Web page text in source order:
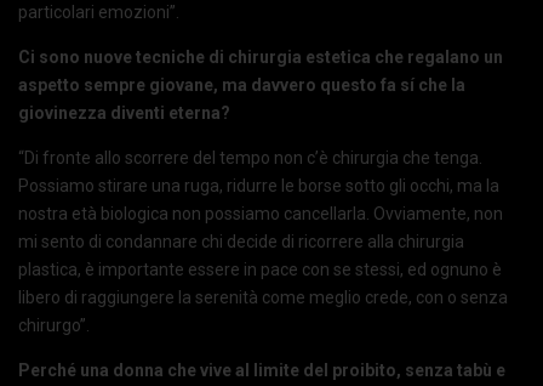
particolari emozioni”.
Ci sono nuove tecniche di chirurgia estetica che regalano un
aspetto sempre giovane, ma davvero questo fa sí che la
giovinezza diventi eterna?
“Di fronte allo scorrere del tempo non c’è chirurgia che tenga.
Possiamo stirare una ruga, ridurre le borse sotto gli occhi, ma la
nostra età biologica non possiamo cancellarla. Ovviamente, non
mi sento di condannare chi decide di ricorrere alla chirurgia
plastica, è importante essere in pace con se stessi, ed ognuno è
libero di raggiungere la serenità come meglio crede, con o senza
chirurgo”.
Perché una donna che vive al limite del proibito, senza tabù e